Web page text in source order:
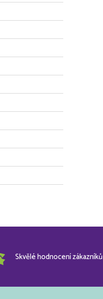
Skvělé hodnocení zákazníků